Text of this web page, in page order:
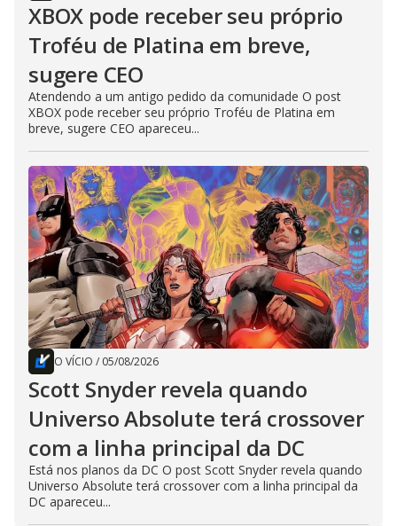
XBOX pode receber seu próprio
Troféu de Platina em breve,
sugere CEO
Atendendo a um antigo pedido da comunidade O post
XBOX pode receber seu próprio Troféu de Platina em
breve, sugere CEO apareceu...
O VÍCIO / 05/08/2026
Scott Snyder revela quando
Universo Absolute terá crossover
com a linha principal da DC
Está nos planos da DC O post Scott Snyder revela quando
Universo Absolute terá crossover com a linha principal da
DC apareceu...